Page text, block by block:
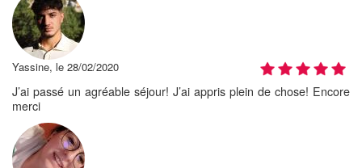
Yassine, le 28/02/2020
J’ai passé un agréable séjour! J’ai appris plein de chose! Encore
merci